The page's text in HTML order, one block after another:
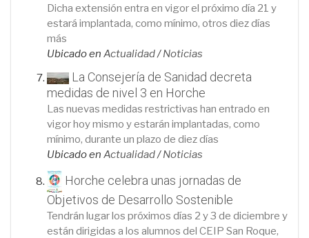
Dicha extensión entra en vigor el próximo día 21 y
estará implantada, como mínimo, otros diez días
más
Ubicado en Actualidad/Noticias
La Consejería de Sanidad decreta
medidas de nivel 3 en Horche
Las nuevas medidas restrictivas han entrado en
vigor hoy mismo y estarán implantadas, como
mínimo, durante un plazo de diez días
Ubicado en Actualidad/Noticias
Horche celebra unas jornadas de
Objetivos de Desarrollo Sostenible
Tendrán lugar los próximos días 2 y 3 de diciembre y
están dirigidas a los alumnos del CEIP San Roque,